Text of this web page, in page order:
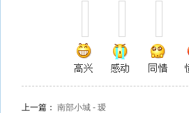
上一篇： 南部小城 - 瑷